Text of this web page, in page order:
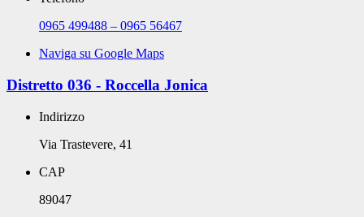
0965 499488 – 0965 56467
Naviga su Google Maps
Distretto 036 - Roccella Jonica
Indirizzo
Via Trastevere, 41
CAP
89047